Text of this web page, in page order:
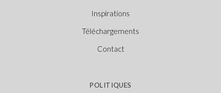
Inspirations
Téléchargements
Contact
POLITIQUES